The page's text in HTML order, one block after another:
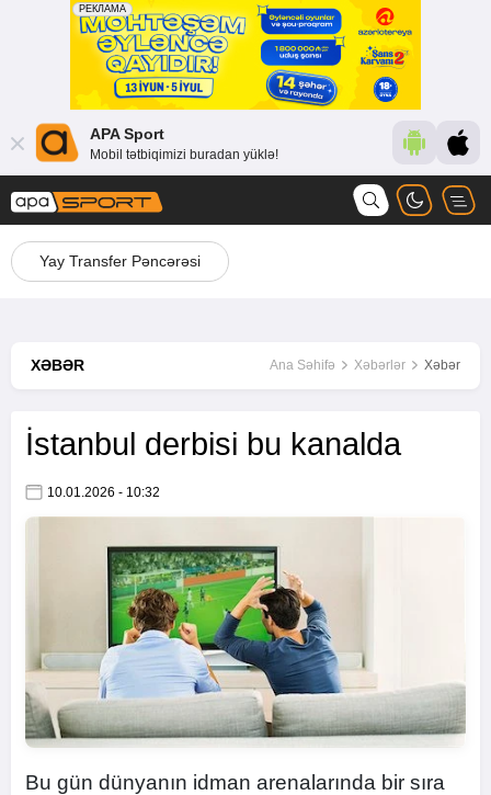
APA Sport
Mobil tətbiqimizi buradan yüklə!
Yay Transfer Pəncərəsi
XƏBƏR Ana Səhifə Xəbərlər Xəbər
İstanbul derbisi bu kanalda
10.01.2026 - 10:32
Bu gün dünyanın idman arenalarında bir sıra